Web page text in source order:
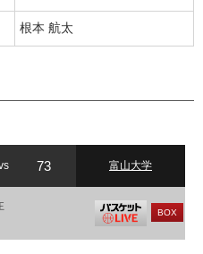
根本 航太
73 富山大学
BOX